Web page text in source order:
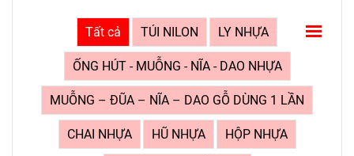
Tất cả TÚI NILON LY NHỰA
ỐNG HÚT - MUỖNG - NĨA - DAO NHỰA
MUỖNG – ĐŨA – NĨA – DAO GỖ DÙNG 1 LẦN
CHAI NHỰA HŨ NHỰA HỘP NHỰA